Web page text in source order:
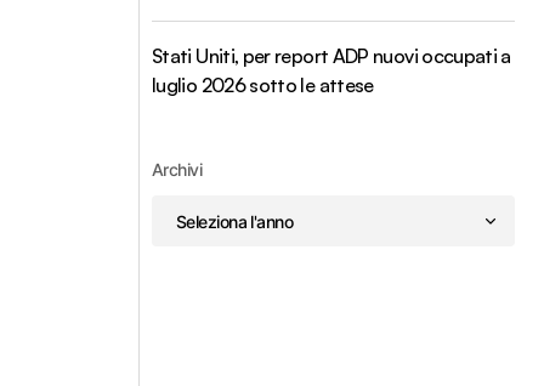
Stati Uniti, per report ADP nuovi occupati a
luglio 2026 sotto le attese
Archivi